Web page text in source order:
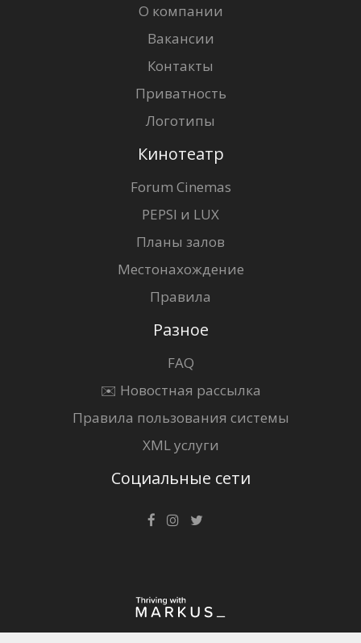
О компании
Вакансии
Контакты
Приватность
Логотипы
Кинотеатр
Forum Cinemas
PEPSI и LUX
Планы залов
Местонахождение
Правила
Разное
FAQ
✉️ Новостная рассылка
Правила пользования системы
XML услуги
Социальные сети